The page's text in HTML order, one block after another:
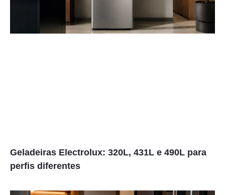
Geladeiras Electrolux: 320L, 431L e 490L para
perfis diferentes